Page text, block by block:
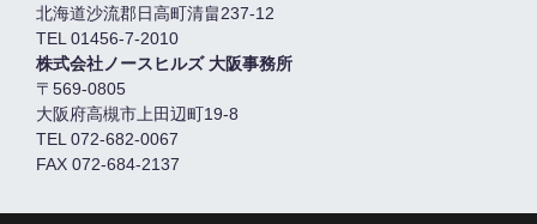
北海道沙流郡日高町清畠237-12
TEL 01456-7-2010
株式会社ノースヒルズ 大阪事務所
〒569-0805
大阪府高槻市上田辺町19-8
TEL 072-682-0067
FAX 072-684-2137